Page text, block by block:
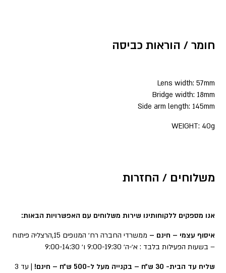
חומר / הוראות כביסה
Lens width: 57mm
Bridge width: 18mm
Side arm length: 145mm
WEIGHT: 40g
משלוחים / החזרות
אנו מספקים ללקוחותינו שירות משלוחים עם האפשרויות הבאות:
איסוף עצמי – חינם –
ממשרדי החברה רח׳ המנופים 15,הרצליה פיתוח
– בשעות הפעילות בלבד : א׳-ה׳ 9:00-19:30 ו׳ 9:00-14:30
שליח עד הבית- 30 ש״ח – בקנייה מעל ל-500 ש״ח – חינם!
| עד 3